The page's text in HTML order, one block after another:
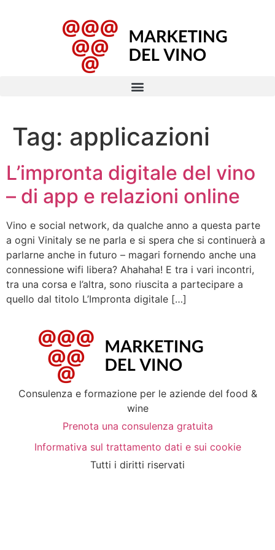
Tag: applicazioni
L’impronta digitale del vino
– di app e relazioni online
Vino e social network, da qualche anno a questa parte
a ogni Vinitaly se ne parla e si spera che si continuerà a
parlarne anche in futuro – magari fornendo anche una
connessione wifi libera? Ahahaha! E tra i vari incontri,
tra una corsa e l’altra, sono riuscita a partecipare a
quello dal titolo L’Impronta digitale […]
Consulenza e formazione per le aziende del food &
wine
Prenota una consulenza gratuita
Informativa sul trattamento dati e sui cookie
Tutti i diritti riservati